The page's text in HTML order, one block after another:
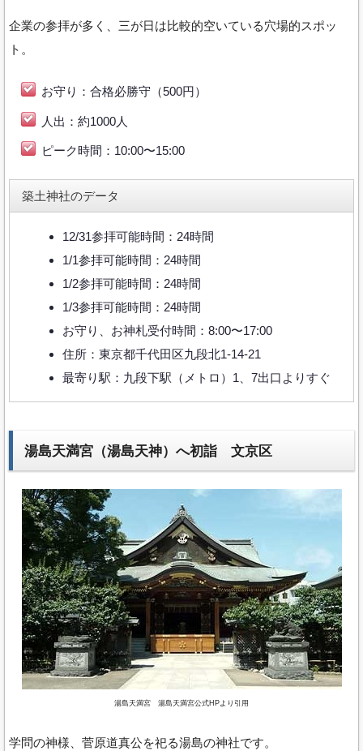
企業の参拝が多く、三が日は比較的空いている穴場的スポッ
ト。
お守り：合格必勝守（500円）
人出：約1000人
ピーク時間：10:00〜15:00
築土神社のデータ
12/31参拝可能時間：24時間
1/1参拝可能時間：24時間
1/2参拝可能時間：24時間
1/3参拝可能時間：24時間
お守り、お神札受付時間：8:00〜17:00
住所：東京都千代田区九段北1-14-21
最寄り駅：九段下駅（メトロ）1、7出口よりすぐ
湯島天満宮（湯島天神）へ初詣 文京区
湯島天満宮 湯島天満宮公式HPより引用
学問の神様、菅原道真公を祀る湯島の神社です。